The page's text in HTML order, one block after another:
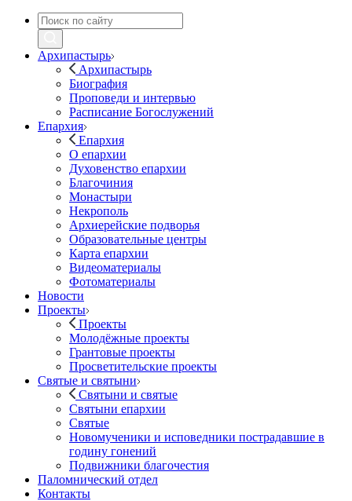
Архипастырь
Архипастырь
Биография
Проповеди и интервью
Расписание Богослужений
Епархия
Епархия
О епархии
Духовенство епархии
Благочиния
Монастыри
Некрополь
Архиерейские подворья
Образовательные центры
Карта епархии
Видеоматериалы
Фотоматериалы
Новости
Проекты
Проекты
Молодёжные проекты
Грантовые проекты
Просветительские проекты
Святые и святыни
Святыни и святые
Святыни епархии
Святые
Новомученики и исповедники пострадавшие в
годину гонений
Подвижники благочестия
Паломнический отдел
Контакты